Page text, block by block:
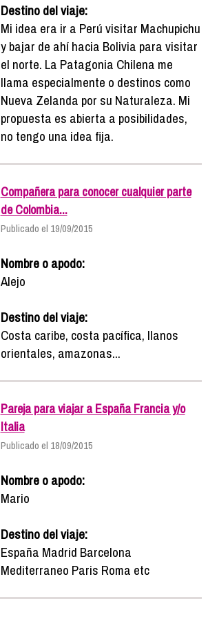
Destino del viaje:
Mi idea era ir a Perú visitar Machupichu
y bajar de ahí hacia Bolivia para visitar
el norte. La Patagonia Chilena me
llama especialmente o destinos como
Nueva Zelanda por su Naturaleza. Mi
propuesta es abierta a posibilidades,
no tengo una idea fija.
Compañera para conocer cualquier parte
de Colombia...
Publicado el 19/09/2015
Nombre o apodo:
Alejo
Destino del viaje:
Costa caribe, costa pacífica, llanos
orientales, amazonas...
Pareja para viajar a España Francia y/o
Italia
Publicado el 18/09/2015
Nombre o apodo:
Mario
Destino del viaje:
España Madrid Barcelona
Mediterraneo Paris Roma etc